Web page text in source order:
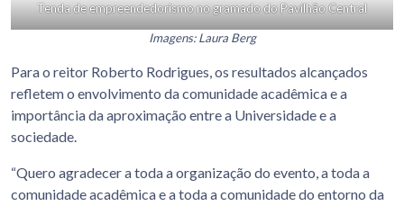
Tenda de empreendedorismo no gramado do Pavilhão Central
Imagens: Laura Berg
Para o reitor Roberto Rodrigues, os resultados alcançados
refletem o envolvimento da comunidade acadêmica e a
importância da aproximação entre a Universidade e a
sociedade.
“Quero agradecer a toda a organização do evento, a toda a
comunidade acadêmica e a toda a comunidade do entorno da